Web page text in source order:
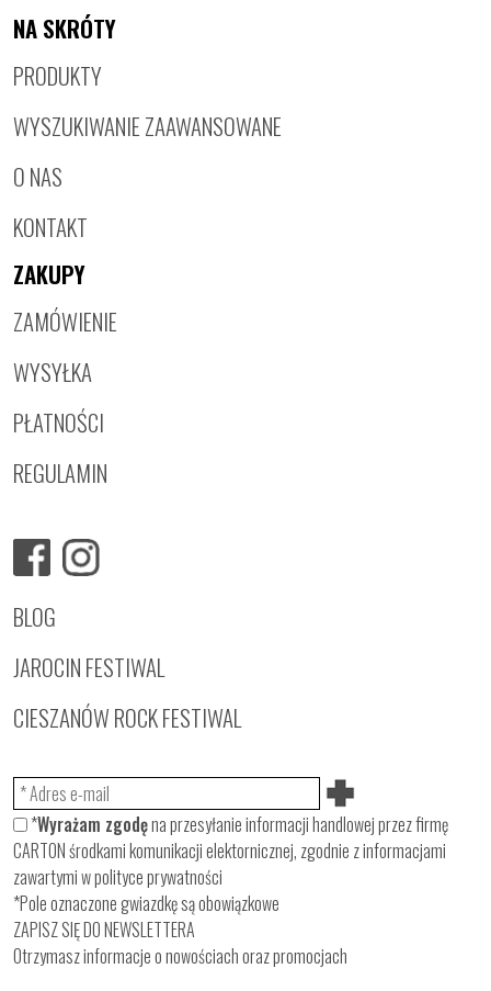
NA SKRÓTY
PRODUKTY
WYSZUKIWANIE ZAAWANSOWANE
O NAS
KONTAKT
ZAKUPY
ZAMÓWIENIE
WYSYŁKA
PŁATNOŚCI
REGULAMIN
BLOG
JAROCIN FESTIWAL
CIESZANÓW ROCK FESTIWAL
*Wyrażam zgodęna przesyłanie informacji handlowej przez firmę
CARTON środkami komunikacji elektornicznej, zgodnie z informacjami
zawartymi wpolityce prywatności
*Pole oznaczone gwiazdkę są obowiązkowe
ZAPISZ SIĘ DO NEWSLETTERA
Otrzymasz informacje o nowościach oraz promocjach